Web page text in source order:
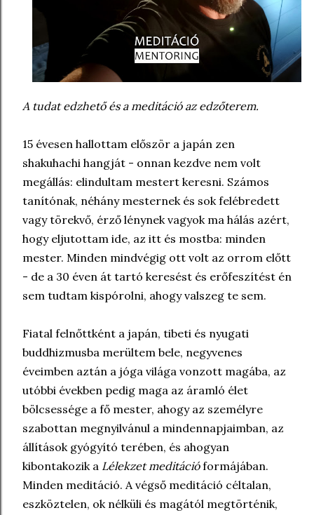
A tudat edzhető és a meditáció az edzőterem.
15 évesen hallottam először a japán zen
shakuhachi hangját - onnan kezdve nem volt
megállás: elindultam mestert keresni. Számos
tanítónak, néhány mesternek és sok felébredett
vagy törekvő, érző lénynek vagyok ma hálás azért,
hogy eljutottam ide, az itt és mostba: minden
mester. Minden mindvégig ott volt az orrom előtt
- de a 30 éven át tartó keresést és erőfeszítést én
sem tudtam kispórolni, ahogy valszeg te sem.
Fiatal felnőttként a japán, tibeti és nyugati
buddhizmusba merültem bele, negyvenes
éveimben aztán a jóga világa vonzott magába, az
utóbbi években pedig maga az áramló élet
bölcsessége a fő mester, ahogy az személyre
szabottan megnyilvánul a mindennapjaimban, az
állítások gyógyító terében, és ahogyan
kibontakozik a Lélekzet meditációformájában.
Minden meditáció. A végső meditáció céltalan,
eszköztelen, ok nélküli és magától megtörténik,